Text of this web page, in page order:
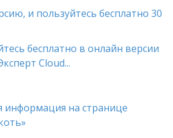
и пользуйтесь бесплатно 30
бесплатно в онлайн версии
Cloud...